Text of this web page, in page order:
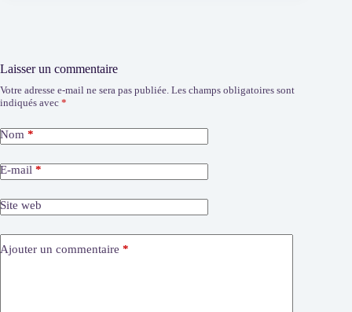
Laisser un commentaire
Votre adresse e-mail ne sera pas publiée. Les champs obligatoires sont
indiqués avec *
Nom *
E-mail *
Site web
Ajouter un commentaire *